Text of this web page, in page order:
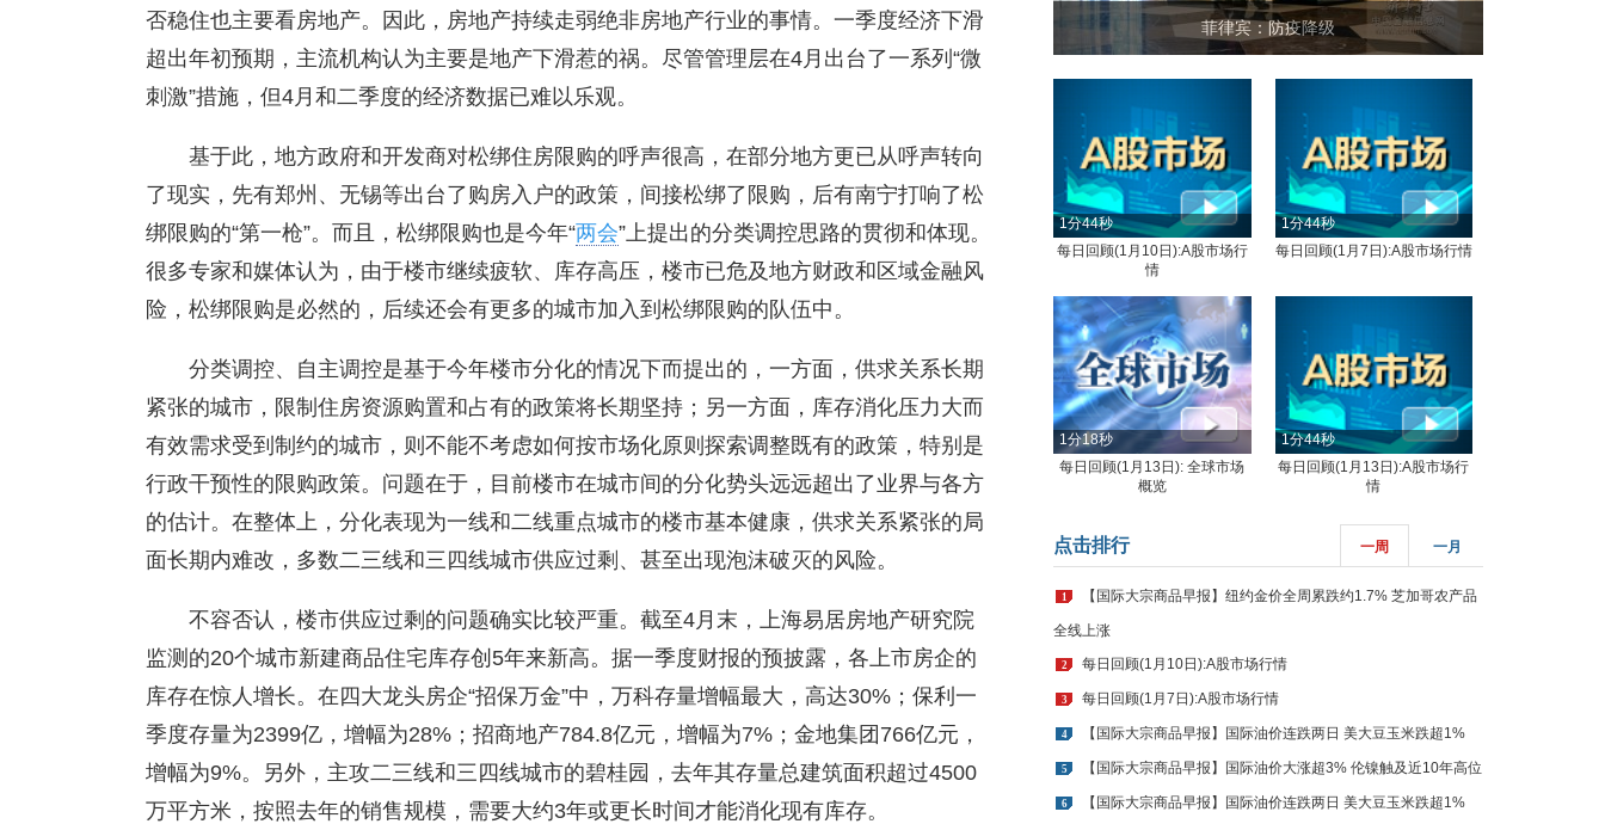
否稳住也主要看房地产。因此，房地产持续走弱绝非房地产行业的事情。一季度经济下滑
超出年初预期，主流机构认为主要是地产下滑惹的祸。尽管管理层在4月出台了一系列“微
刺激”措施，但4月和二季度的经济数据已难以乐观。
基于此，地方政府和开发商对松绑住房限购的呼声很高，在部分地方更已从呼声转向
了现实，先有郑州、无锡等出台了购房入户的政策，间接松绑了限购，后有南宁打响了松
绑限购的“第一枪”。而且，松绑限购也是今年“两会”上提出的分类调控思路的贯彻和体现。
很多专家和媒体认为，由于楼市继续疲软、库存高压，楼市已危及地方财政和区域金融风
险，松绑限购是必然的，后续还会有更多的城市加入到松绑限购的队伍中。
分类调控、自主调控是基于今年楼市分化的情况下而提出的，一方面，供求关系长期
紧张的城市，限制住房资源购置和占有的政策将长期坚持；另一方面，库存消化压力大而
有效需求受到制约的城市，则不能不考虑如何按市场化原则探索调整既有的政策，特别是
行政干预性的限购政策。问题在于，目前楼市在城市间的分化势头远远超出了业界与各方
的估计。在整体上，分化表现为一线和二线重点城市的楼市基本健康，供求关系紧张的局
面长期内难改，多数二三线和三四线城市供应过剩、甚至出现泡沫破灭的风险。
不容否认，楼市供应过剩的问题确实比较严重。截至4月末，上海易居房地产研究院
监测的20个城市新建商品住宅库存创5年来新高。据一季度财报的预披露，各上市房企的
库存在惊人增长。在四大龙头房企“招保万金”中，万科存量增幅最大，高达30%；保利一
季度存量为2399亿，增幅为28%；招商地产784.8亿元，增幅为7%；金地集团766亿元，
增幅为9%。另外，主攻二三线和三四线城市的碧桂园，去年其存量总建筑面积超过4500
万平方米，按照去年的销售规模，需要大约3年或更长时间才能消化现有库存。
菲律宾：防疫降级
1分44秒
每日回顾(1月10日):A股市场行
情
1分44秒
每日回顾(1月7日):A股市场行情
1分18秒
每日回顾(1月13日): 全球市场
概览
1分44秒
每日回顾(1月13日):A股市场行
情
点击排行 一周 一月
1 【国际大宗商品早报】纽约金价全周累跌约1.7% 芝加哥农产品
全线上涨
2 每日回顾(1月10日):A股市场行情
3 每日回顾(1月7日):A股市场行情
4 【国际大宗商品早报】国际油价连跌两日 美大豆玉米跌超1%
5 【国际大宗商品早报】国际油价大涨超3% 伦镍触及近10年高位
6 【国际大宗商品早报】国际油价连跌两日 美大豆玉米跌超1%